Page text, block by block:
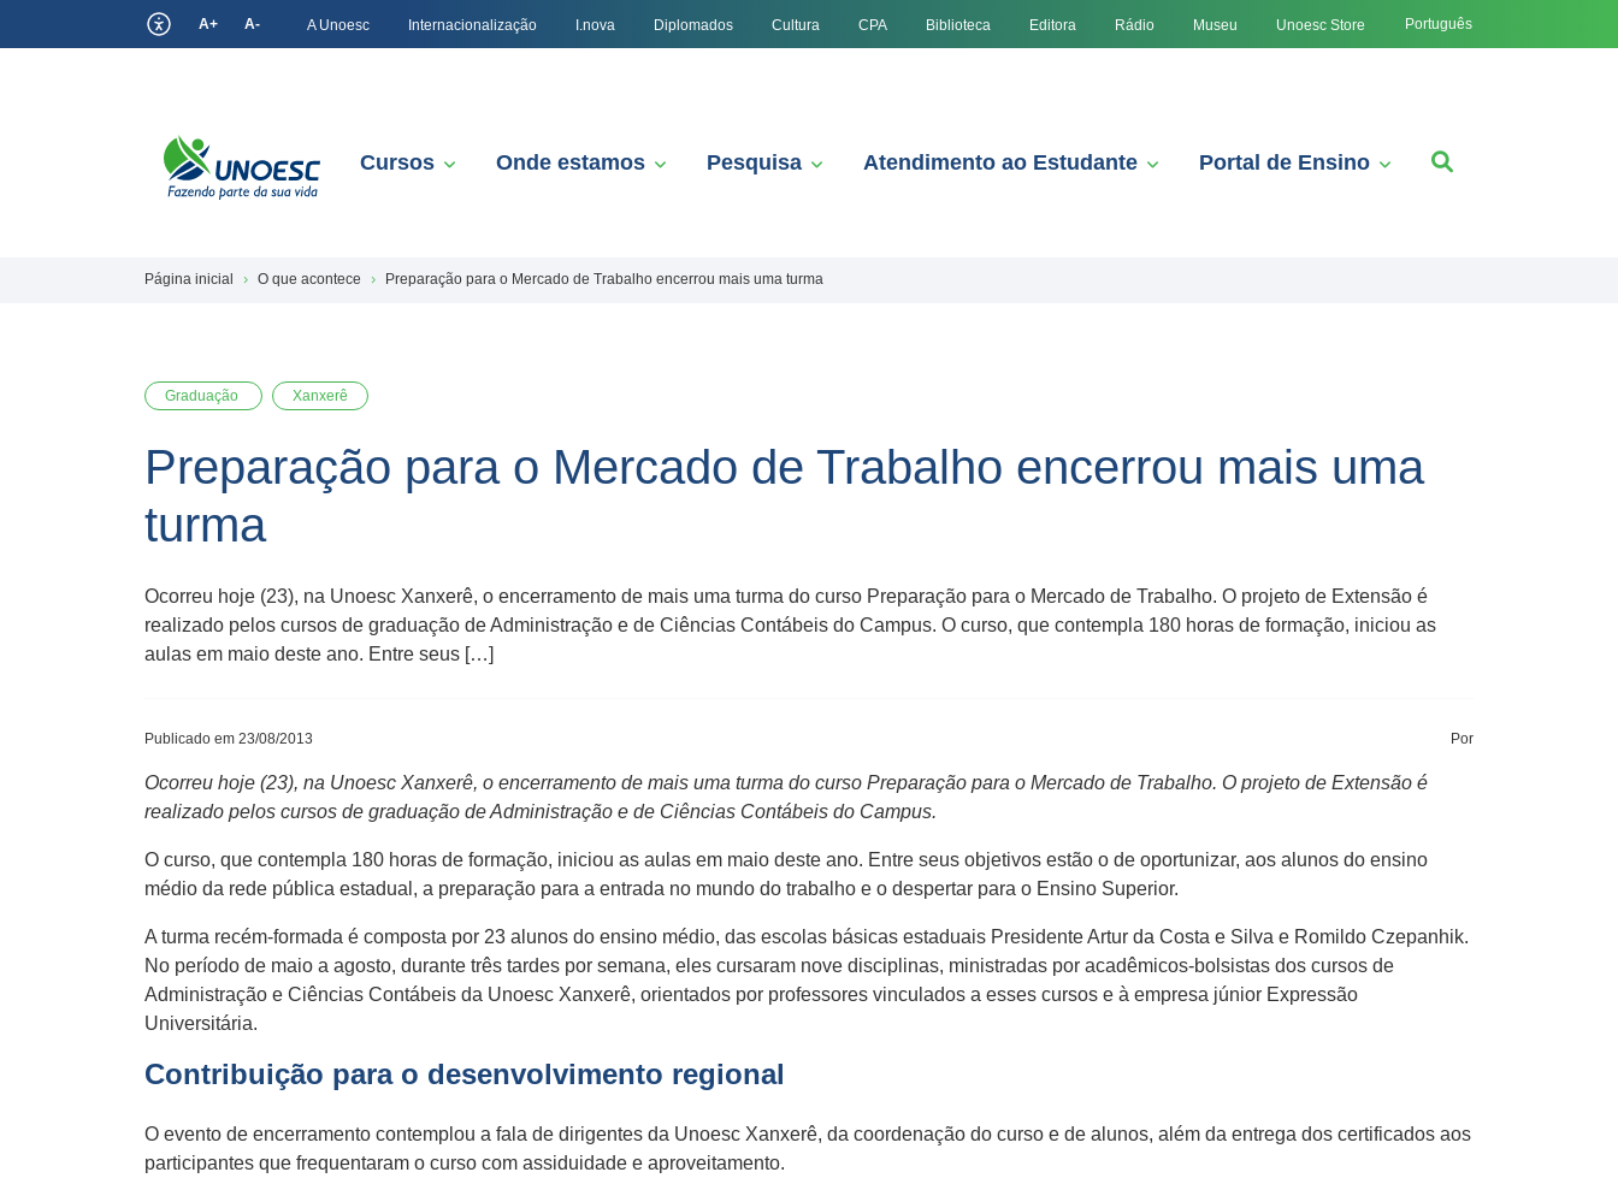
A+ A- A Unoesc Internacionalização I.nova Diplomados Cultura CPA Biblioteca Editora Rádio Museu Unoesc Store Português
Cursos Onde estamos Pesquisa Atendimento ao Estudante Portal de Ensino
Página inicial O que acontece Preparação para o Mercado de Trabalho encerrou mais uma turma
Graduação Xanxerê
Preparação para o Mercado de Trabalho encerrou mais uma
turma
Ocorreu hoje (23), na Unoesc Xanxerê, o encerramento de mais uma turma do curso Preparação para o Mercado de Trabalho. O projeto de Extensão é
realizado pelos cursos de graduação de Administração e de Ciências Contábeis do Campus. O curso, que contempla 180 horas de formação, iniciou as
aulas em maio deste ano. Entre seus […]
Publicado em 23/08/2013 Por
Ocorreu hoje (23), na Unoesc Xanxerê, o encerramento de mais uma turma do curso Preparação para o Mercado de Trabalho. O projeto de Extensão é
realizado pelos cursos de graduação de Administração e de Ciências Contábeis do Campus.
O curso, que contempla 180 horas de formação, iniciou as aulas em maio deste ano. Entre seus objetivos estão o de oportunizar, aos alunos do ensino
médio da rede pública estadual, a preparação para a entrada no mundo do trabalho e o despertar para o Ensino Superior.
A turma recém-formada é composta por 23 alunos do ensino médio, das escolas básicas estaduais Presidente Artur da Costa e Silva e Romildo Czepanhik.
No período de maio a agosto, durante três tardes por semana, eles cursaram nove disciplinas, ministradas por acadêmicos-bolsistas dos cursos de
Administração e Ciências Contábeis da Unoesc Xanxerê, orientados por professores vinculados a esses cursos e à empresa júnior Expressão
Universitária.
Contribuição para o desenvolvimento regional
O evento de encerramento contemplou a fala de dirigentes da Unoesc Xanxerê, da coordenação do curso e de alunos, além da entrega dos certificados aos
participantes que frequentaram o curso com assiduidade e aproveitamento.